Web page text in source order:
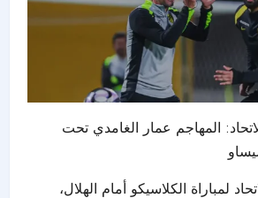
المهاجم عمار الغامدي تحت
لمباراة الكلاسيكو أمام الهلال،